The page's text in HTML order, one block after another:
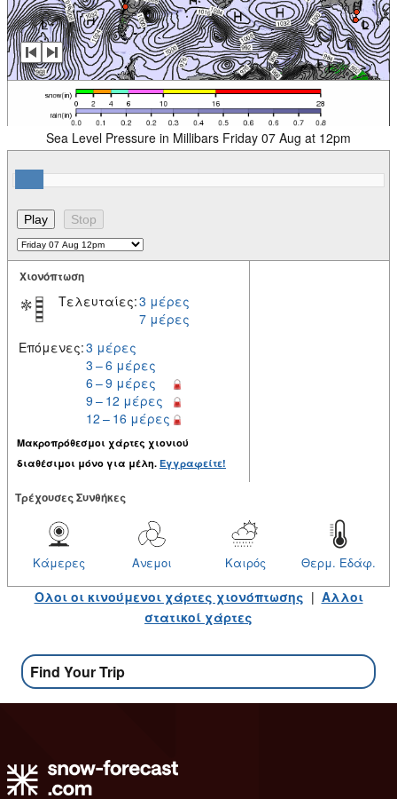
Sea Level Pressure in Millibars Friday 07 Aug at 12pm
Χιονόπτωση
Τελευταίες:3 μέρες
7 μέρες
Επόμενες:3 μέρες
3 – 6 μέρες
6 – 9 μέρες
9 – 12 μέρες
12 – 16 μέρες
Μακροπρόθεσμοι χάρτες χιονιού
διαθέσιμοι μόνο για μέλη. Εγγραφείτε!
Tρέχουσες Συνθήκες
Θερμ. Εδάφ.
Καιρός
Ανεμοι
Κάμερες
Ολοι οι κινούμενοι χάρτες χιονόπτωσης | Αλλοι
στατικοί χάρτες
Find Your Trip